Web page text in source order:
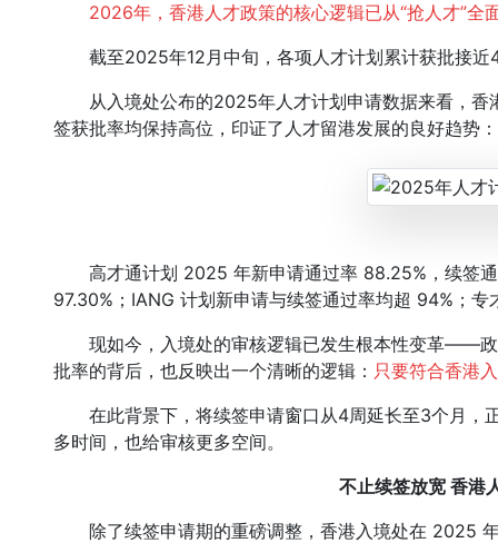
2026年，香港人才政策的核心逻辑已从“抢人才”全
截至2025年12月中旬，各项人才计划累计获批接近
从入境处公布的2025年人才计划申请数据来看，香
签获批率均保持高位，印证了人才留港发展的良好趋势：
高才通计划 2025 年新申请通过率 88.25%，续签通
97.30%；IANG 计划新申请与续签通过率均超 94%；
现如今，入境处的审核逻辑已发生根本性变革——政
批率的背后，也反映出一个清晰的逻辑： 只要符合香港
在此背景下，将续签申请窗口从4周延长至3个月，
多时间，也给审核更多空间。
不止续签放宽 香港
除了续签申请期的重磅调整，香港入境处在 2025